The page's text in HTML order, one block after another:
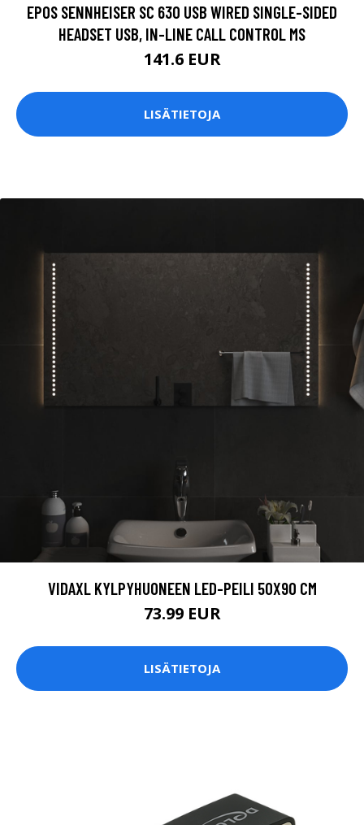
EPOS SENNHEISER SC 630 USB WIRED SINGLE-SIDED
HEADSET USB, IN-LINE CALL CONTROL MS
141.6 EUR
LISÄTIETOJA
VIDAXL KYLPYHUONEEN LED-PEILI 50X90 CM
73.99 EUR
LISÄTIETOJA